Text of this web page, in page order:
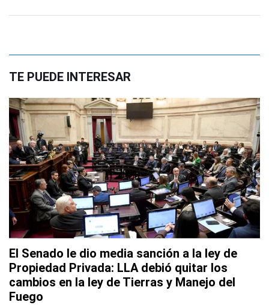
TE PUEDE INTERESAR
El Senado le dio media sanción a la ley de
Propiedad Privada: LLA debió quitar los
cambios en la ley de Tierras y Manejo del
Fuego